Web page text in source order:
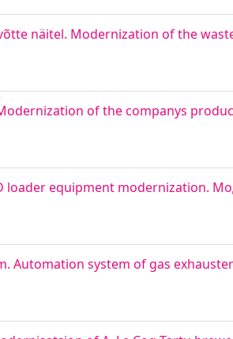
näitel. Modernization of the
of the companys
loader equipment modernization.
Automation system of gas